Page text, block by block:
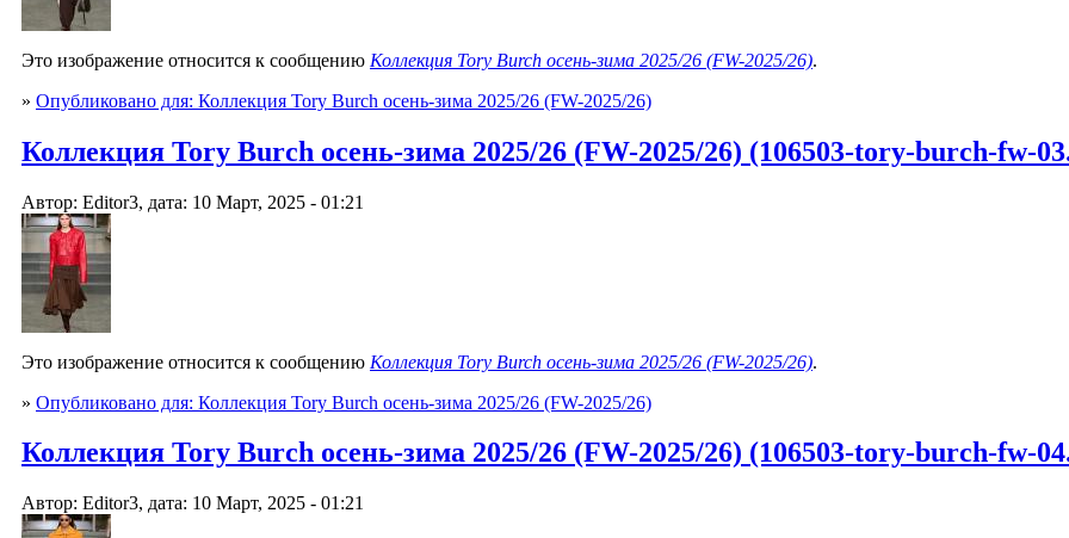
Это изображение относится к сообщению Коллекция Tory Burch осень-зима 2025/26 (FW-2025/26).
» Опубликовано для: Коллекция Tory Burch осень-зима 2025/26 (FW-2025/26)
Коллекция Tory Burch осень-зима 2025/26 (FW-2025/26) (106503-tory-burch-fw-
Автор: Editor3, дата: 10 Март, 2025 - 01:21
Это изображение относится к сообщению Коллекция Tory Burch осень-зима 2025/26 (FW-2025/26).
» Опубликовано для: Коллекция Tory Burch осень-зима 2025/26 (FW-2025/26)
Коллекция Tory Burch осень-зима 2025/26 (FW-2025/26) (106503-tory-burch-fw-
Автор: Editor3, дата: 10 Март, 2025 - 01:21